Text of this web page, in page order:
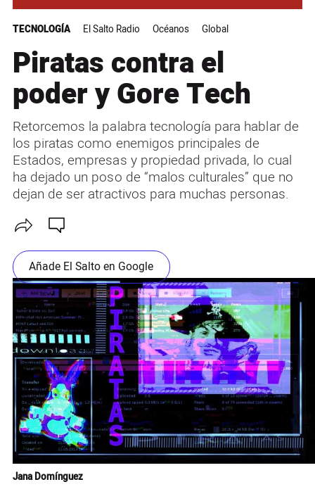
TECNOLOGÍA El Salto Radio Océanos Global
Piratas contra el
poder y Gore Tech
Retorcemos la palabra tecnología para hablar de
los piratas como enemigos principales de
Estados, empresas y propiedad privada, lo cual
ha dejado un poso de “malos culturales” que no
dejan de ser atractivos para muchas personas.
Añade El Salto en Google
Jana Domínguez